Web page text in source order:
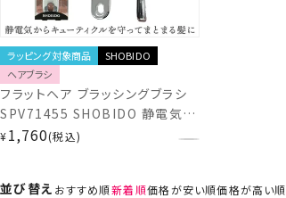
ラッピング対象商品
SHOBIDO
ヘアブラシ
フラットヘア ブラッシングブラシ
SPV71455 SHOBIDO 静電気
防止 ヘアブラシ
¥1,760 税込
並び替え おすすめ順新着順価格が安い順価格が高い順